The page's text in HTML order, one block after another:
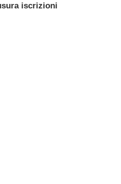
iscrizioni